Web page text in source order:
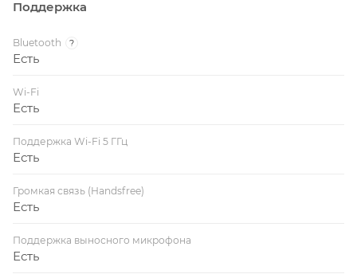
Поддержка
Bluetooth ?
Есть
Wi-Fi
Есть
Поддержка Wi-Fi 5 ГГц
Есть
Громкая связь (Handsfree)
Есть
Поддержка выносного микрофона
Есть